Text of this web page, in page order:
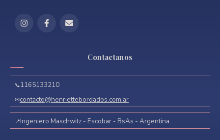
Contactanos
1165133210
contacto@henriettebordados.com.ar
Ingeniero Maschwitz - Escobar - BsAs - Argentina